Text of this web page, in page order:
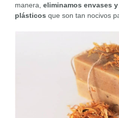
manera, eliminamos envases
plásticos que son tan nocivos